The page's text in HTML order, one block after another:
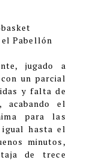
el Pabellón
jugado a
un parcial
y falta de
acabando el
para las
igual hasta el
minutos,
de trece